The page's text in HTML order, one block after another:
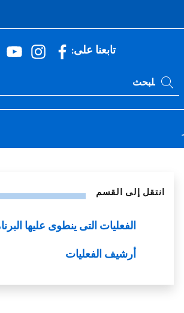
تابعنا على:
Ricerca sito live
ابحث في الموقع
انتقل إلى القسم
الفعليات التى ينطوى عليها
أرشيف الفعليات